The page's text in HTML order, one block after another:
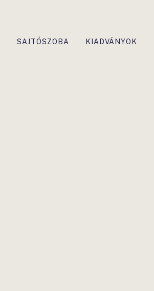
SAJTÓSZOBA KIADVÁNYOK